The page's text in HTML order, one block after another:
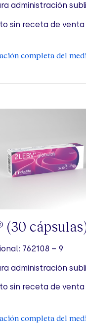
administración
sin receta de venta
completa del
(30
762108 – 9
administración
sin receta de venta
completa del